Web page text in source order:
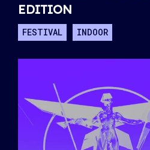
EDITION
FESTIVAL INDOOR